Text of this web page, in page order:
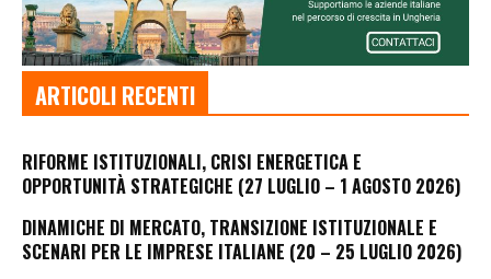
ARTICOLI RECENTI
RIFORME ISTITUZIONALI, CRISI ENERGETICA E
OPPORTUNITÀ STRATEGICHE (27 LUGLIO – 1 AGOSTO 2026)
DINAMICHE DI MERCATO, TRANSIZIONE ISTITUZIONALE E
SCENARI PER LE IMPRESE ITALIANE (20 – 25 LUGLIO 2026)